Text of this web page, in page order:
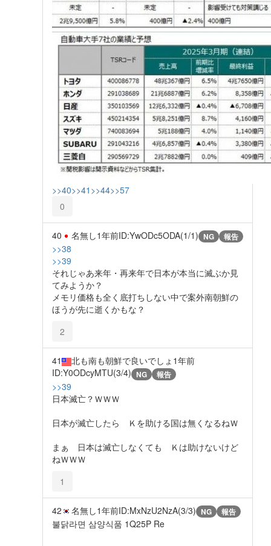
>>40>>41 >>44>>57
0
40 名無し1年前ID:YwODc5ODA(1/1) NG 報告
>>38
>>39
それじゃあ来年・再来年で日本が本当に滅ぶか見
てみようか？
メモリ価格も全く底打ちしない中で案外南朝鮮の
ほうが先に逝くかもな？
2
41 北も南も朝鮮で良いでしょ 1年前
ID:Y0ODcyMTU(3/4) NG 報告
>>39
日本滅亡？ＷＷＷ
日本が滅亡したら Ｋを助ける国は無くなるねＷ
まぁ 日本は滅亡しなくても Ｋは助けないけど
ねＷＷＷ
1
42 名無し1年前ID:MxNzU2NzA(3/3) NG 報告
불닭라면 삼양식품 1Q25P Re